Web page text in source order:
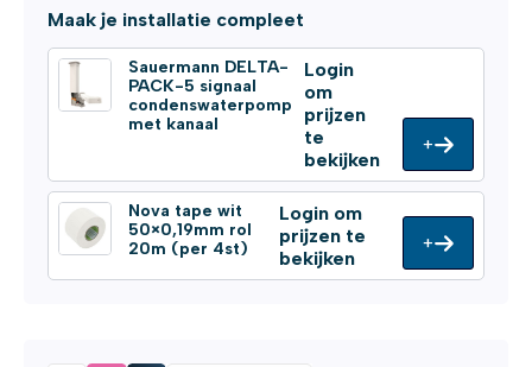
Maak je installatie compleet
Sauermann DELTA-
PACK-5 signaal
condenswaterpomp
met kanaal
Login
om
prijzen
te
bekijken
+
Nova tape wit
50×0,19mm rol
20m (per 4st)
Login om
prijzen te
bekijken
+